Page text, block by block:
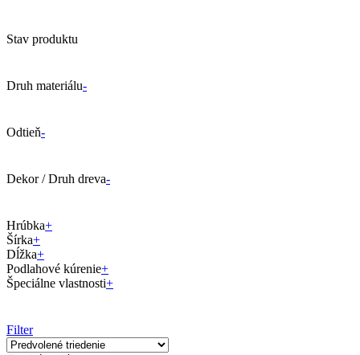
Stav produktu
Druh materiálu-
Odtieň-
Dekor / Druh dreva-
Hrúbka+
Šírka+
Dĺžka+
Podlahové kúrenie+
Špeciálne vlastnosti+
Filter